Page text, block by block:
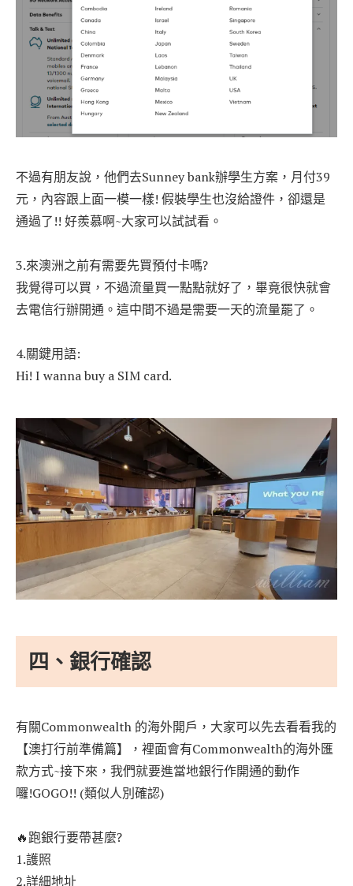
不過有朋友說，他們去Sunney bank辦學生方案，月付39
元，內容跟上面一模一樣! 假裝學生也沒給證件，卻還是
通過了!! 好羨慕啊~大家可以試試看。
3.來澳洲之前有需要先買預付卡嗎?
我覺得可以買，不過流量買一點點就好了，畢竟很快就會
去電信行辦開通。這中間不過是需要一天的流量罷了。
4.關鍵用語:
Hi! I wanna buy a SIM card.
四、銀行確認
有關Commonwealth 的海外開戶，大家可以先去看看我的
【澳打行前準備篇】，裡面會有Commonwealth的海外匯
款方式~接下來，我們就要進當地銀行作開通的動作
囉!GOGO!! (類似人別確認)
🔥跑銀行要帶甚麼?
1.護照
2.詳細地址